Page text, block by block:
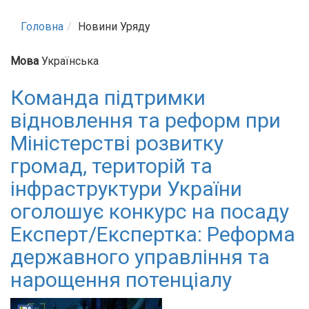
Головна Новини Уряду
Мова Українська
Команда підтримки
відновлення та реформ при
Міністерстві розвитку
громад, територій та
інфраструктури України
оголошує конкурс на посаду
Експерт/Експертка: Реформа
державного управління та
нарощення потенціалу